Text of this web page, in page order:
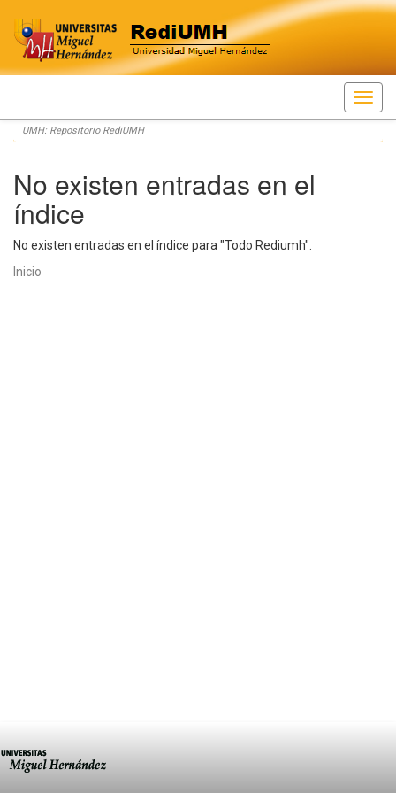
Skip
navigation
UMH: Repositorio RediUMH
No existen entradas en el
índice
No existen entradas en el índice para "Todo Rediumh".
Inicio